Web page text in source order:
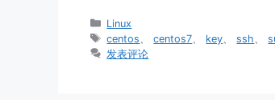
分
类
Linux
标
签
centos 、centos7 key 、ssh 、
发表评论